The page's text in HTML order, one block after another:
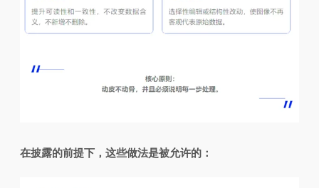
在披露的前提下，这些做法是被允许的：